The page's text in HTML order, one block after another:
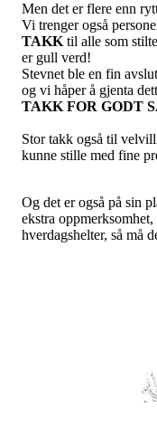
Men det er flere enn
Vi trenger også
TAKK til alle som
er gull verd!
Stevnet ble en fin
og vi håper å gjenta
TAKK FOR GODT
Stor takk også til
kunne stille med fine
Og det er også på sin
ekstra
hverdagshelter, så må